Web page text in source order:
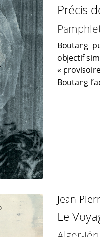
Précis
Boutang
objectif
«
Boutang
Jean-
Le